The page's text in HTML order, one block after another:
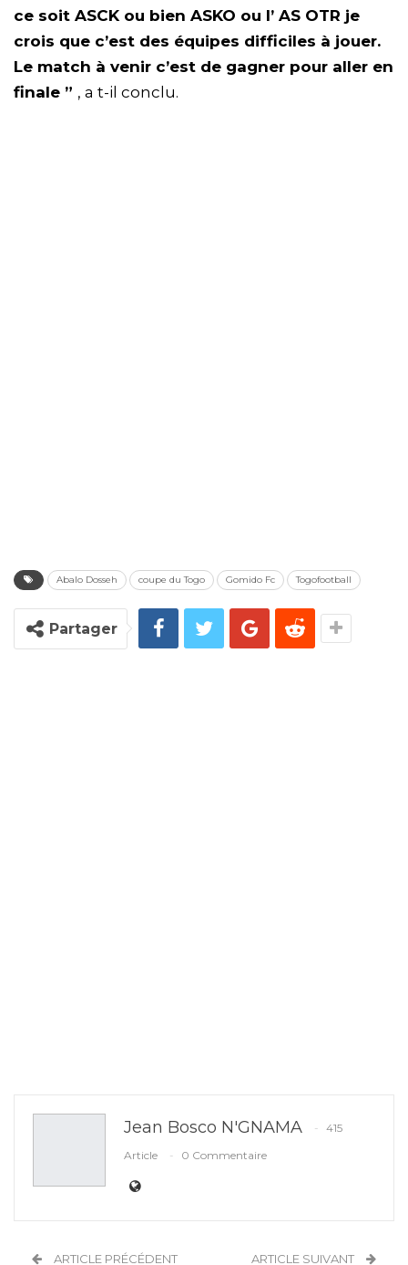
ce soit ASCK ou bien ASKO ou l’ AS OTR je
crois que c’est des équipes difficiles à jouer.
Le match à venir c’est de gagner pour aller en
finale ” , a t-il conclu.
Abalo Dosseh coupe du Togo Gomido Fc Togofootball
Partager
Jean Bosco N'GNAMA
415
Article
0 Commentaire
ARTICLE PRÉCÉDENT ARTICLE SUIVANT